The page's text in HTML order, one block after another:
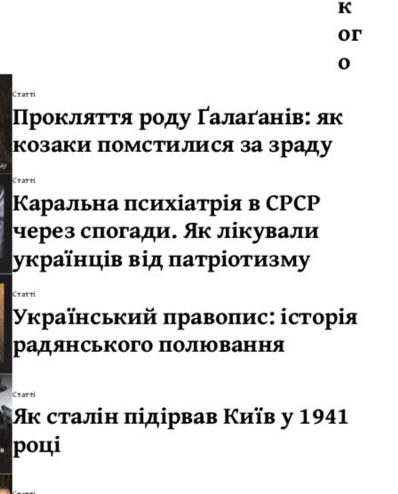
ог
о
Статті
Прокляття роду Ґалаґанів: як
козаки помстилися за зраду
Статті
Каральна психіатрія в СРСР
через спогади. Як лікували
українців від патріотизму
Статті
Український правопис: історія
радянського полювання
Статті
Як сталін підірвав Київ у 1941
році